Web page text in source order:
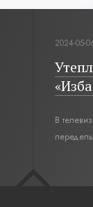
2024-05-
В